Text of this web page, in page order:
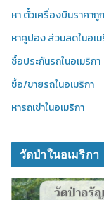
หา ตั๋วเครื่องบินราคาถู
หาคูปอง ส่วนลดในอเม
ซื้อประกันรถในอเมริกา
ซื้อ/ขายรถในอเมริกา
หารถเช่าในอเมริกา
วัดป่าในอเมริกา